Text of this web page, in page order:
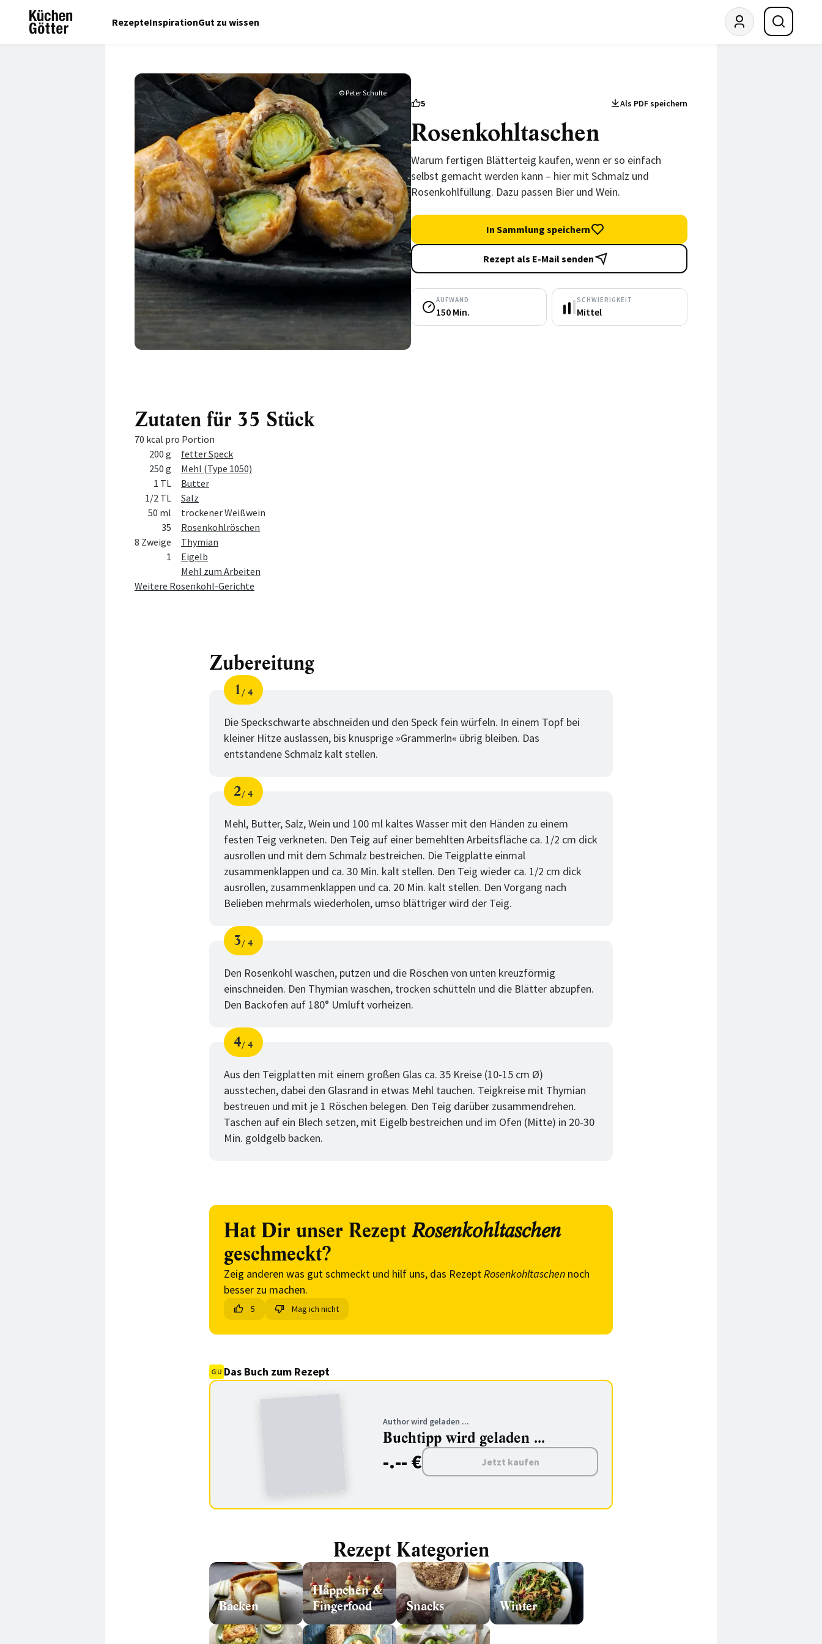
RezepteInspirationGut zu wissen
© Peter Schulte
5 Als PDF speichern
Rosenkohltaschen
Warum fertigen Blätterteig kaufen, wenn er so einfach
selbst gemacht werden kann – hier mit Schmalz und
Rosenkohlfüllung. Dazu passen Bier und Wein.
In Sammlung speichern
Rezept als E-Mail senden
AUFWAND
150 Min.
SCHWIERIGKEIT
Mittel
Zutaten für 35 Stück
70 kcal pro Portion
MengeZutat
200 g
fetter Speck
250 g
Mehl (Type 1050)
1 TL
Butter
1/2 TL
Salz
50 ml
trockener Weißwein
35
Rosenkohlröschen
8 Zweige
Thymian
1
Eigelb
Mehl zum Arbeiten
Weitere Rosenkohl-Gerichte
Zubereitung
Schritt
1
von
4
Die Speckschwarte abschneiden und den Speck fein würfeln. In einem Topf bei
kleiner Hitze auslassen, bis knusprige »Grammerln« übrig bleiben. Das
entstandene Schmalz kalt stellen.
Schritt
2
von
4
Mehl, Butter, Salz, Wein und 100 ml kaltes Wasser mit den Händen zu einem
festen Teig verkneten. Den Teig auf einer bemehlten Arbeitsfläche ca. 1/2 cm dick
ausrollen und mit dem Schmalz bestreichen. Die Teigplatte einmal
zusammenklappen und ca. 30 Min. kalt stellen. Den Teig wieder ca. 1/2 cm dick
ausrollen, zusammenklappen und ca. 20 Min. kalt stellen. Den Vorgang nach
Belieben mehrmals wiederholen, umso blättriger wird der Teig.
Schritt
3
von
4
Den Rosenkohl waschen, putzen und die Röschen von unten kreuzförmig
einschneiden. Den Thymian waschen, trocken schütteln und die Blätter abzupfen.
Den Backofen auf 180° Umluft vorheizen.
Schritt
4
von
4
Aus den Teigplatten mit einem großen Glas ca. 35 Kreise (10-15 cm Ø)
ausstechen, dabei den Glasrand in etwas Mehl tauchen. Teigkreise mit Thymian
bestreuen und mit je 1 Röschen belegen. Den Teig darüber zusammendrehen.
Taschen auf ein Blech setzen, mit Eigelb bestreichen und im Ofen (Mitte) in 20-30
Min. goldgelb backen.
Hat Dir unser Rezept Rosenkohltaschen
geschmeckt?
Zeig anderen was gut schmeckt und hilf uns, das RezeptRosenkohltaschen noch
besser zu machen.
5 Mag ich nicht
Das Buch zum Rezept
Author wird geladen ...
Buchtipp wird geladen ...
-.-- € Jetzt kaufen
Rezept Kategorien
Backen
Häppchen &
Fingerfood
Snacks Winter